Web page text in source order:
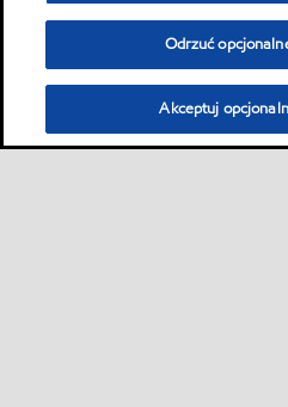
Odrzuć
Akceptuj